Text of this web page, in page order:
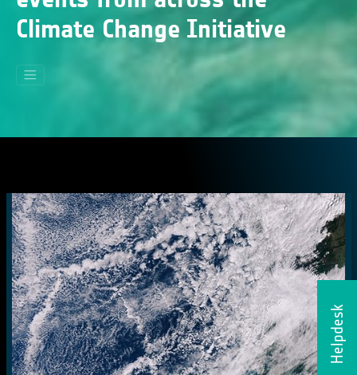
Helpdesk
Climate Change Initiative